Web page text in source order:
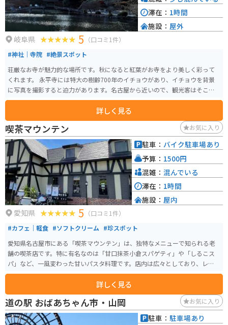
岐阜県 5 （口コミ1件）
#神社｜寺院 #絶景スポット
荘厳なお寺が魅力的な場所です。秋になると紅葉がお寺をより美しく彩って
くれます。 永平寺には特大の樹齢700年のイチョウがあり、イチョウを背景
に写真を撮影すると迫力があります。名古屋から近いので、観光客はそこそ
こいます。
詳しく見る
滞在： 1時間
施設： 屋外
喫茶マウンテン お気に入り
愛知県 5 （口コミ1件）
#カフェ｜軽食 #ソフトクリーム #珍スポット
愛知県名古屋市にある「喫茶マウンテン」は、独特なメニューで知られる老
舗の喫茶店です。特に有名なのは「甘口抹茶小倉スパゲティ」や「しるこス
パ」など、一風変わった甘いパスタ料理です。店内は広々としており、レトロ
な雰囲気が漂います。通常の喫茶メニューも豊富に揃っており、コーヒーや
サンドイッチ、カレーライスなど、幅広い料理が楽しめます。どれも量が多い
ので、頼みすぎないように気をつけましょう。
詳しく見る
駐車： バイク駐車場あり
予算： 1500円
混雑： 混んでいる
滞在： 1時間
施設： 屋内
道の駅 おばあちゃん市・山岡 お気に入り
駐車： 駐車場あり